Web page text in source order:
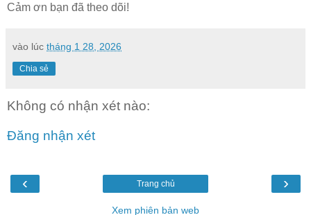
Cảm ơn bạn đã theo dõi!
vào lúc tháng 1 28, 2026
Chia sẻ
Không có nhận xét nào:
Đăng nhận xét
‹ ›
Trang chủ
Xem phiên bản web